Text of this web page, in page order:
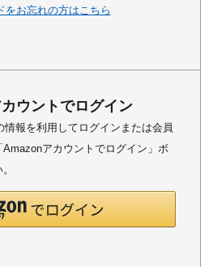
をお忘れの方はこちら
ウントでログイン
報を利用してログインまたは会員
アカウントでログイン」ボ